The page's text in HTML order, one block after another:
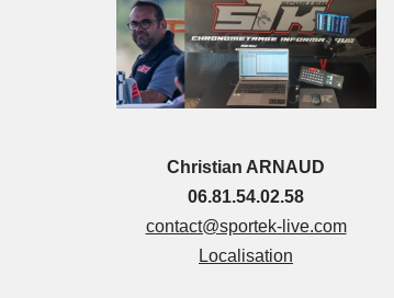
Christian ARNAUD
06.81.54.02.58
contact@sportek-live.com
Localisation